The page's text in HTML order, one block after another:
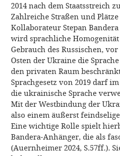
2014 nach dem Staatsstreich
Zahlreiche Straßen und
Kollaborateur Stepan
wird sprachliche
Gebrauch des Russischen,
Osten der Ukraine die
den privaten Raum
Sprachgesetz von 2019 darf
die ukrainische Sprache
Mit der Westbindung der
also einem äußerst
Eine wichtige Rolle spielt
Bandera-Anhänger, die als
(Auernheimer 2024, S.57ff.).